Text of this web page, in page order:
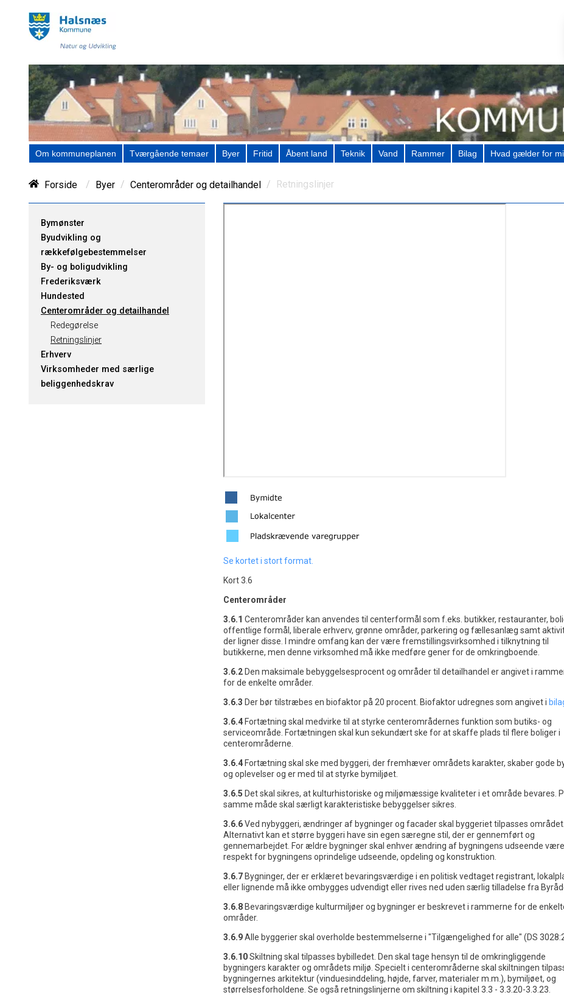
Om kommuneplanen Tværgående temaer Byer Fritid Åbent land Teknik Vand Rammer Bilag Hvad gælder for
Forside / Byer / Centerområder og detailhandel / Retningslinjer
Bymønster
Byudvikling og
rækkefølgebestemmelser
By- og boligudvikling
Frederiksværk
Hundested
Centerområder og detailhandel
Redegørelse
Retningslinjer
Erhverv
Virksomheder med særlige
beliggenhedskrav
Se kortet i stort format.
Kort 3.6
Centerområder
3.6.1 Centerområder kan anvendes til centerformål som f.eks. butikker, restauranter,
offentlige formål, liberale erhverv, grønne områder, parkering og fællesanlæg samt
der ligner disse. I mindre omfang kan der være fremstillingsvirksomhed i tilknytning til
butikkerne, men denne virksomhed må ikke medføre gener for de omkringboende.
3.6.2 Den maksimale bebyggelsesprocent og områder til detailhandel er angivet i
for de enkelte områder.
3.6.3 Der bør tilstræbes en biofaktor på 20 procent. Biofaktor udregnes som angivet i
3.6.4 Fortætning skal medvirke til at styrke centerområdernes funktion som butiks- og
serviceområde. Fortætningen skal kun sekundært ske for at skaffe plads til flere boliger i
centerområderne.
3.6.4 Fortætning skal ske med byggeri, der fremhæver områdets karakter, skaber gode
og oplevelser og er med til at styrke bymiljøet.
3.6.5 Det skal sikres, at kulturhistoriske og miljømæssige kvaliteter i et område bevares.
samme måde skal særligt karakteristiske bebyggelser sikres.
3.6.6Ved nybyggeri, ændringer af bygninger og facader skal byggeriet tilpasses området.
Alternativt kan et større byggeri have sin egen særegne stil, der er gennemført og
gennemarbejdet. For ældre bygninger skal enhver ændring af bygningens udseende
respekt for bygningens oprindelige udseende, opdeling og konstruktion.
3.6.7 Bygninger, der er erklæret bevaringsværdige i en politisk vedtaget registrant,
eller lignende må ikke ombygges udvendigt eller rives ned uden særlig tilladelse fra
3.6.8 Bevaringsværdige kulturmiljøer og bygninger er beskrevet i rammerne for de
områder.
3.6.9Alle byggerier skal overholde bestemmelserne i "Tilgængelighed for alle" (DS
3.6.10Skiltning skal tilpasses bybilledet. Den skal tage hensyn til de omkringliggende
bygningers karakter og områdets miljø. Specielt i centerområderne skal skiltningen
bygningernes arkitektur (vinduesinddeling, højde, farver, materialer m.m.), bymiljøet, og
størrelsesforholdene. Se også retningslinjerne om skiltning i kapitel 3.3 - 3.3.20-3.3.23.